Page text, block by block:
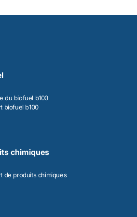
du biofuel b100
biofuel b100
chimiques
de produits chimiques